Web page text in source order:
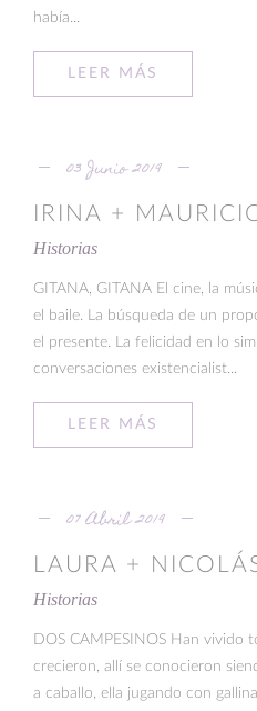
había...
LEER MÁS
03 Junio 2019
IRINA +
Historias
GITANA, GITANA El cine, la
el baile. La búsqueda de un
el presente. La felicidad en lo
conversaciones existencialist...
LEER MÁS
07 Abril 2019
LAURA +
Historias
DOS CAMPESINOS Han vivido
crecieron, allí se conocieron
a caballo, ella jugando con